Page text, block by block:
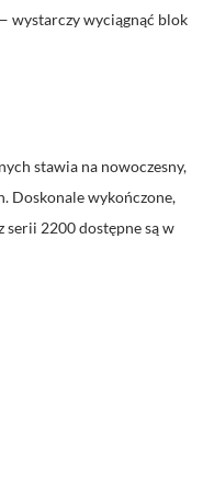
wystarczy wyciągnąć blok
stawia na nowoczesny,
Doskonale wykończone,
serii 2200 dostępne są w